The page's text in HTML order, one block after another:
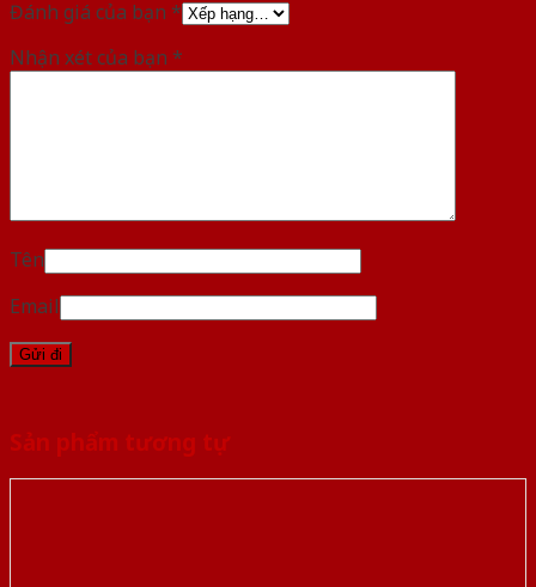
Đánh giá của bạn *
Nhận xét của bạn *
Tên
Email
Sản phẩm tương tự